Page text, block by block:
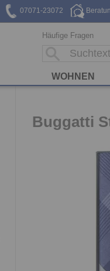
07071-23072
Häufige Fragen
WOHNEN
Buggatti